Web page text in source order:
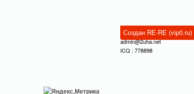
Создан RE-RE (vip0.ru)
admin@2uha.net
ICQ : 778898